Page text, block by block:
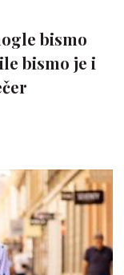
bismo
bismo je i